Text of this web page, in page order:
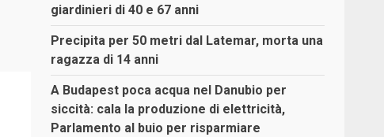
giardinieri di 40 e 67 anni
Precipita per 50 metri dal Latemar, morta una
ragazza di 14 anni
A Budapest poca acqua nel Danubio per
siccità: cala la produzione di elettricità,
Parlamento al buio per risparmiare